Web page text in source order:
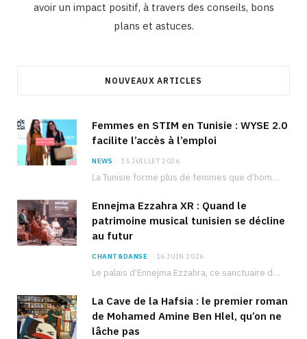
avoir un impact positif, à travers des conseils, bons
plans et astuces.
NOUVEAUX ARTICLES
Femmes en STIM en Tunisie : WYSE 2.0
facilite l’accès à l’emploi
NEWS 15 JUILLET 2026
La Tunisie forme plus de femmes que d’hommes dans les filières scientifiques. Pourtant, pour beaucoup…
Ennejma Ezzahra XR : Quand le
patrimoine musical tunisien se décline
au futur
CHANT&DANSE 16 JUIN 2026
Le palais d’Ennejma Ezzahra, ce sanctuaire de la musique tunisienne et méditerranéenne construit par le…
La Cave de la Hafsia : le premier roman
de Mohamed Amine Ben Hlel, qu’on ne
lâche pas